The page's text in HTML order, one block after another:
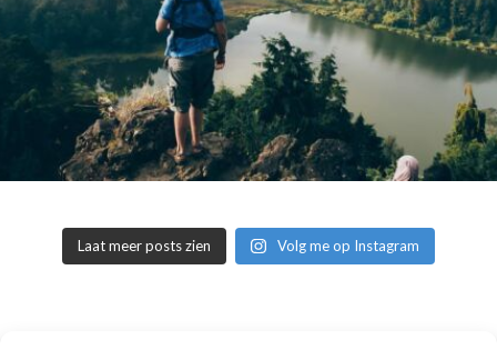
Laat meer posts zien Volg me op Instagram